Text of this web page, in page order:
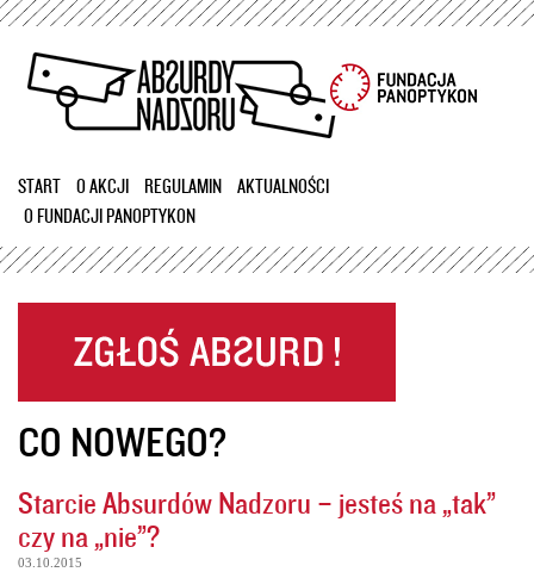
Przejdź
treści
START O AKCJI REGULAMIN
AKTUALNOŚCI
O FUNDACJI PANOPTYKON
CO NOWEGO?
Starcie Absurdów Nadzoru – jesteś na „tak”
czy na „nie”?
03.10.2015